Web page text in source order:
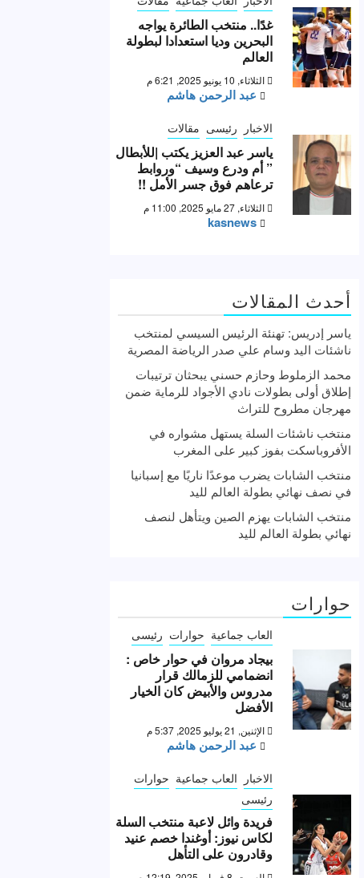
غدًا.. منتخب الطائرة يواجه
البحرين وديا استعدادا لبطولة
العالم
الثلاثاء, 10 يونيو 2025, 6:21 م
عبد الرحمن هاشم
الاخبار رئيسى مقالات
ياسر عبد العزيز يكتب |للأبطال
” أم ودرع وسيف “وروابط
ترعاهم فوق جسر الأمل !!
الثلاثاء, 27 مايو 2025, 11:00 م
kasnews
أحدث المقالات
ياسر إدريس: تهنئة الرئيس السيسي لمنتخب
ناشئات اليد وسام علي صدر الرياضة المصرية
محمد الزملوط وحازم حسني يبحثان ترتيبات
إطلاق أولى بطولات نادي الأجواد للرماية ضمن
مهرجان مطروح للتراث
منتخب ناشئات السلة يستهل مشواره في
الأفروباسكت بفوز كبير على المغرب
منتخب الشابات يضرب موعدًا ناريًا مع إسبانيا
في نصف نهائي بطولة العالم لليد
منتخب الشابات يهزم الصين ويتأهل لنصف
نهائي بطولة العالم لليد
حوارات
العاب جماعية حوارات رئيسى
بيجاد مروان في حوار خاص :
انضمامي للزمالك قرار
مدروس والأبيض كان الخيار
الأفضل
الإثنين, 21 يوليو 2025, 5:37 م
عبد الرحمن هاشم
الاخبار العاب جماعية حوارات
رئيسى
فريدة وائل لاعبة منتخب السلة
لكاس نيوز: أوغندا خصم عنيد
وقادرون على التأهل